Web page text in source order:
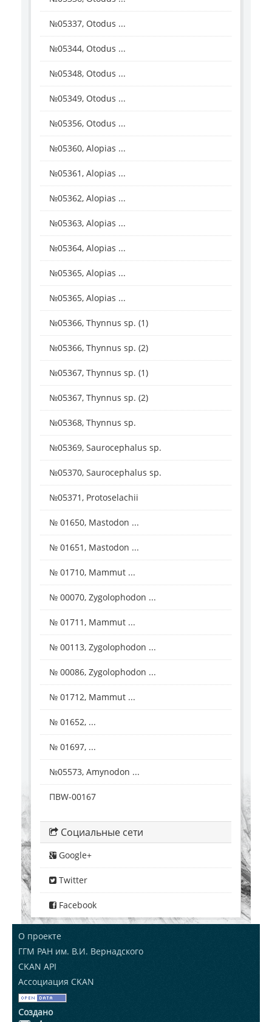
№05337, Otodus ...
№05344, Otodus ...
№05348, Otodus ...
№05349, Otodus ...
№05356, Otodus ...
№05360, Alopias ...
№05361, Alopias ...
№05362, Alopias ...
№05363, Alopias ...
№05364, Alopias ...
№05365, Alopias ...
№05365, Alopias ...
№05366, Thynnus sp. (1)
№05366, Thynnus sp. (2)
№05367, Thynnus sp. (1)
№05367, Thynnus sp. (2)
№05368, Thynnus sp.
№05369, Saurocephalus sp.
№05370, Saurocephalus sp.
№05371, Protoselachii
№ 01650, Mastodon ...
№ 01651, Mastodon ...
№ 01710, Mammut ...
№ 00070, Zygolophodon ...
№ 01711, Mammut ...
№ 00113, Zygolophodon ...
№ 00086, Zygolophodon ...
№ 01712, Mammut ...
№ 01652, ...
№ 01697, ...
№05573, Amynodon ...
ПВW-00167
Социальные сети
Google+
Twitter
Facebook
О проекте
ГГМ РАН им. В.И. Вернадского
CKAN API
Ассоциация CKAN
Создано